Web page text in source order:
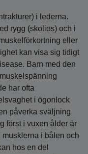
i lederna.
rygg (skolios) och i
eller
kan visa sig tidigt
Barn med den
har ofta
i ögonlock
påverka sväljning
först i vuxen ålder är
i bålen och
hos en del